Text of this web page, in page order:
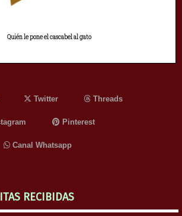
Quién le pone el cascabel al gato
Twitter Threads
Pinterest
Canal Whatsapp
RECIBIDAS